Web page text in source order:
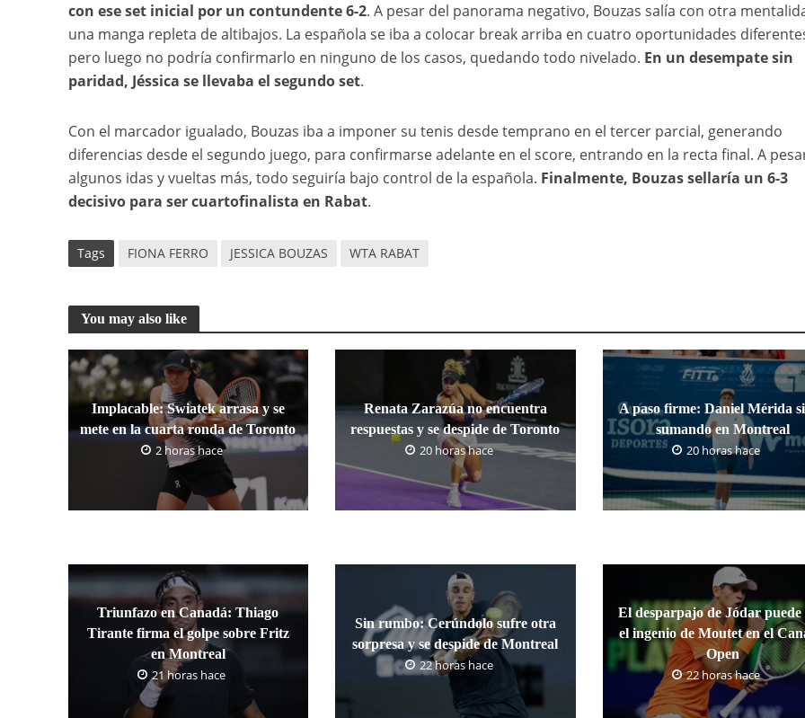
con ese set inicial por un contundente 6-2. A pesar del panorama negativo, Bouzas salía con otra
una manga repleta de altibajos. La española se iba a colocar break arriba en cuatro oportunidades
pero luego no podría confirmarlo en ninguno de los casos, quedando todo nivelado. En un desempate sin
paridad, Jéssica se llevaba el segundo set.
Con el marcador igualado, Bouzas iba a imponer su tenis desde temprano en el tercer parcial, generando
diferencias desde el segundo juego, para confirmarse adelante en el score, entrando en la recta final. A
algunos idas y vueltas más, todo seguiría bajo control de la española. Finalmente, Bouzas sellaría un 6-3
decisivo para ser cuartofinalista en Rabat.
Tags FIONA FERRO JESSICA BOUZAS WTA RABAT
You may also like
Implacable: Swiatek arrasa y se
mete en la cuarta ronda de Toronto
2 horas hace
Renata Zarazúa no encuentra
respuestas y se despide de Toronto
20 horas hace
A paso firme: Daniel Mérida
sumando en Montreal
20 horas hace
Triunfazo en Canadá: Thiago
Tirante firma el golpe sobre Fritz
en Montreal
21 horas hace
Sin rumbo: Cerúndolo sufre otra
sorpresa y se despide de Montreal
22 horas hace
El desparpajo de Jódar puede
el ingenio de Moutet en el
Open
22 horas hace